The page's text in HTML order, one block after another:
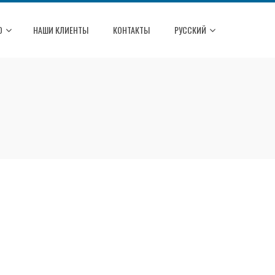
НАШИ КЛИЕНТЫ КОНТАКТЫ РУССКИЙ